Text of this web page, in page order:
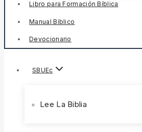
Libro para Formación Bíblica
Manual Bíblico
Devocionario
SBUEc
Lee La Biblia